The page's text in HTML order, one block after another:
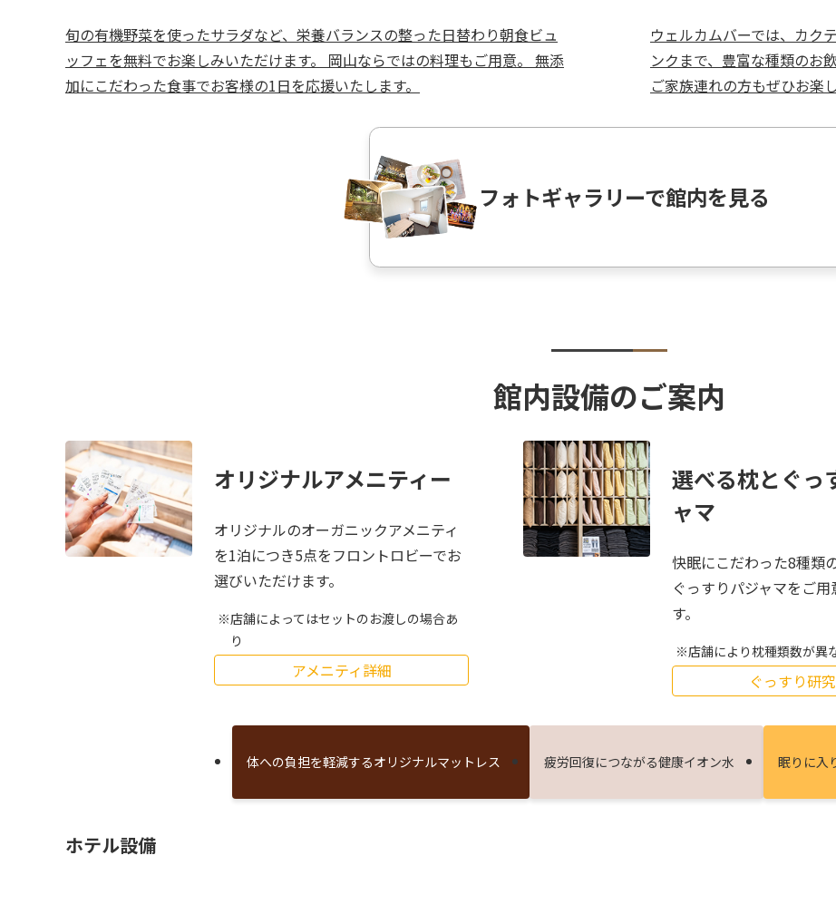
旬の有機野菜を使ったサラダなど、栄養バランスの整った日替わり朝食ビュ
ッフェを無料でお楽しみいただけます。 岡山ならではの料理もご用意。 無添
加にこだわった食事でお客様の1日を応援いたします。
ウェルカムバーでは、カク
ンクまで、豊富な種類のお
ご家族連れの方もぜひお楽
フォトギャラリーで館内を見る
館内設備のご案内
オリジナルアメニティー
オリジナルのオーガニックアメニティ
を1泊につき5点をフロントロビーでお
選びいただけます。
店舗によってはセットのお渡しの場合あ
り
アメニティ詳細
選べる枕とぐっ
ャマ
快眠にこだわった8種類
ぐっすりパジャマをご
す。
店舗により枕種類数が異
ぐっすり研
体への負担を軽減するオリジナルマットレス 疲労回復につながる健康イオン⽔ 眠りに⼊
ホテル設備